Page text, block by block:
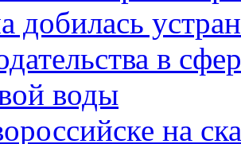
добилась
в
воды
на